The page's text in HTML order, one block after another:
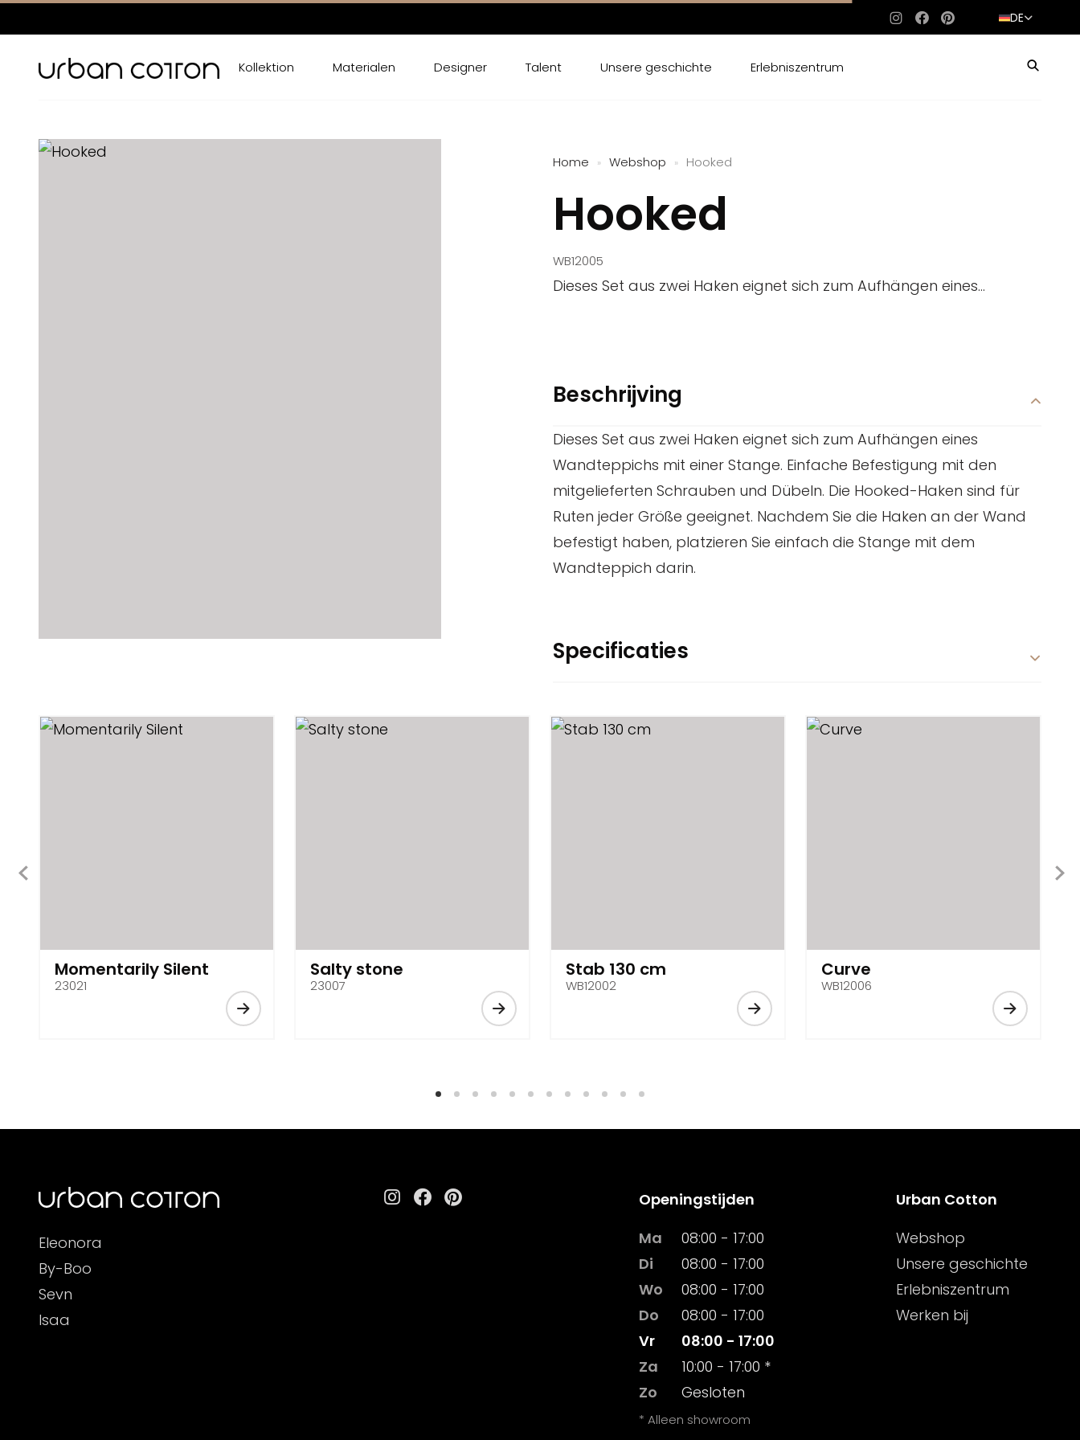
Instagram
Facebook
PinterestDE
Kollektion Materialen Designer Talent Unsere geschichte Erlebniszentrum
Home » Webshop » Hooked
Hooked
WB12005
Dieses Set aus zwei Haken eignet sich zum Aufhängen eines...
Beschrijving
Dieses Set aus zwei Haken eignet sich zum Aufhängen eines
Wandteppichs mit einer Stange. Einfache Befestigung mit den
mitgelieferten Schrauben und Dübeln. Die Hooked-Haken sind für
Ruten jeder Größe geeignet. Nachdem Sie die Haken an der Wand
befestigt haben, platzieren Sie einfach die Stange mit dem
Wandteppich darin.
Specificaties
Momentarily Silent
23021
Salty stone
23007
Stab 130 cm
WB12002
Curve
WB12006
Eleonora
By-Boo
Sevn
Isaa
Instagram
Facebook
Pinterest
Openingstijden
Ma
08:00 - 17:00
Di
08:00 - 17:00
Wo
08:00 - 17:00
Do
08:00 - 17:00
Vr
08:00 - 17:00
Za
10:00 - 17:00 *
Zo
Gesloten
* Alleen showroom
Urban Cotton
Webshop
Unsere geschichte
Erlebniszentrum
Werken bij